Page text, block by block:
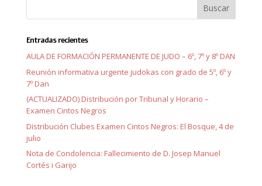
Entradas recientes
AULA DE FORMACIÓN PERMANENTE DE JUDO – 6º, 7º y 8º DAN
Reunión informativa urgente judokas con grado de 5º, 6º y
7º Dan
(ACTUALIZADO) Distribución por Tribunal y Horario –
Examen Cintos Negros
Distribución Clubes Examen Cintos Negros: El Bosque, 4 de
julio
Nota de Condolencia: Fallecimiento de D. Josep Manuel
Cortés i Garijo